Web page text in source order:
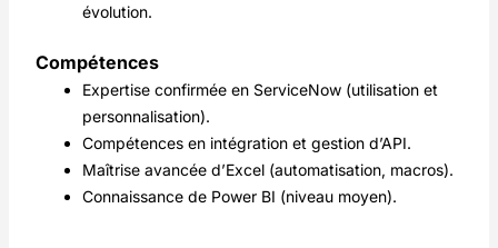
évolution.
Compétences
Expertise confirmée en ServiceNow (utilisation et
personnalisation).
Compétences en intégration et gestion d’API.
Maîtrise avancée d’Excel (automatisation, macros).
Connaissance de Power BI (niveau moyen).